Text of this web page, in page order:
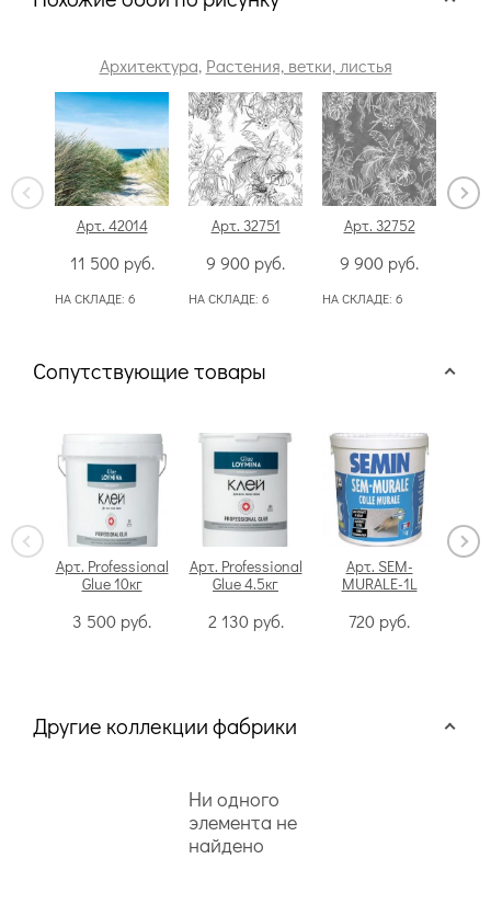
Архитектура, Растения, ветки, листья
Арт. 42014
11 500 руб.
НА СКЛАДЕ: 6
Арт. 32751
9 900 руб.
НА СКЛАДЕ: 6
Арт. 32752
9 900 руб.
НА СКЛАДЕ: 6
Сопутствующие товары
Арт. Professional
Glue 10кг
3 500 руб.
Арт. Professional
Glue 4.5кг
2 130 руб.
Арт. SEM-
MURALE-1L
720 руб.
Другие коллекции фабрики
Ни одного
элемента не
найдено